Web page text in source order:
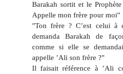
Barakah sortit et le
Appelle mon frère pour moi"
"Ton frère ? C’est celui
demanda Barakah de
comme si elle se
appelle ’Ali son frère ?"
Il faisait référence à ’Ali